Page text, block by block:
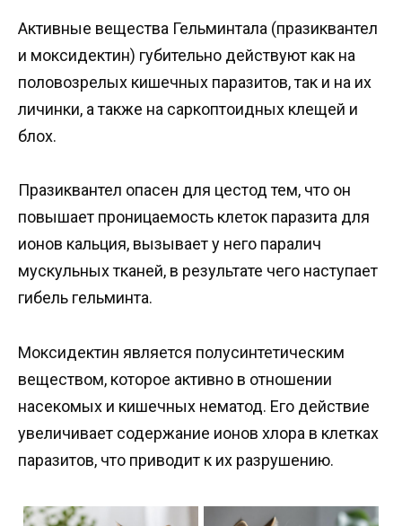
Активные вещества Гельминтала (празиквантел
и моксидектин) губительно действуют как на
половозрелых кишечных паразитов, так и на их
личинки, а также на саркоптоидных клещей и
блох.
Празиквантел опасен для цестод тем, что он
повышает проницаемость клеток паразита для
ионов кальция, вызывает у него паралич
мускульных тканей, в результате чего наступает
гибель гельминта.
Моксидектин является полусинтетическим
веществом, которое активно в отношении
насекомых и кишечных нематод. Его действие
увеличивает содержание ионов хлора в клетках
паразитов, что приводит к их разрушению.